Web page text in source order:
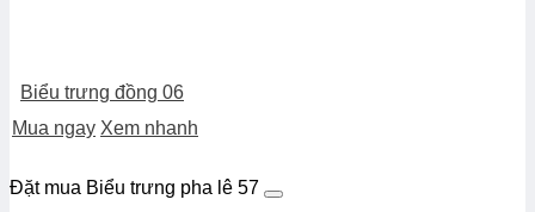
Biểu trưng đồng 06
Mua ngay Xem nhanh
Đặt mua Biểu trưng pha lê 57